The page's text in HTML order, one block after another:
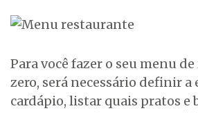
Para você fazer o seu menu
zero, será necessário definir a
cardápio, listar quais pratos e